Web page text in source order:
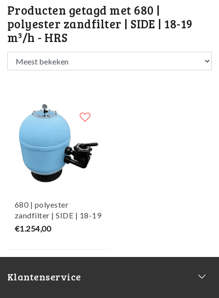
Producten getagd met 680 |
polyester zandfilter | SIDE | 18-19
m³/h - HRS
680 | polyester
zandfilter | SIDE | 18-19
m³/h - HRS
€1.254,00
Klantenservice